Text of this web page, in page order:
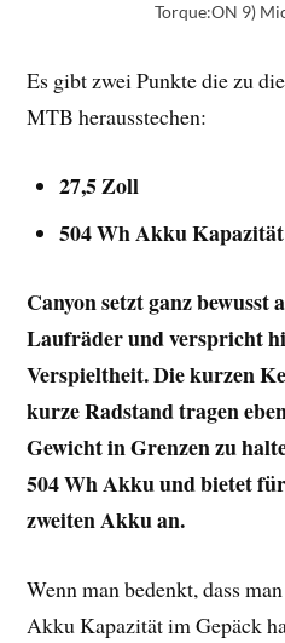
Torque:ON 9)
Es gibt zwei Punkte die zu
MTB herausstechen:
27,5 Zoll
504 Wh Akku Kapazität
Canyon setzt ganz bewusst
Laufräder und verspricht
Verspieltheit. Die kurzen
kurze Radstand tragen
Gewicht in Grenzen zu
504 Wh Akku und bietet
zweiten Akku an.
Wenn man bedenkt, dass
Akku Kapazität im Gepäck